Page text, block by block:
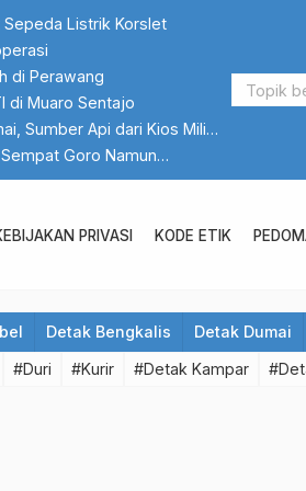
Sepeda Listrik Korslet
di Perawang
di Muaro Sentajo
Sumber Api dari Kios Milik
Goro Namun
PRIVASI KODE ETIK
Detak Bengkalis Detak Dumai
#Duri #Kurir #Detak Kampar